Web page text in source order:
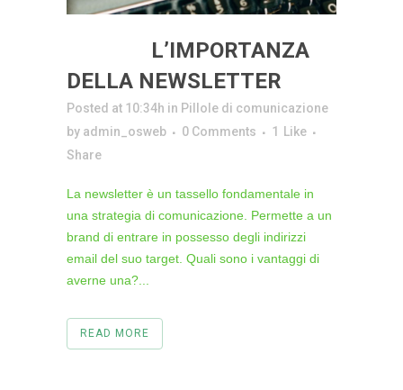
L’IMPORTANZA
DELLA NEWSLETTER
Posted at 10:34h in Pillole di comunicazione
by admin_osweb 0 Comments 1
Like
Share
La newsletter è un tassello fondamentale in
una strategia di comunicazione. Permette a un
brand di entrare in possesso degli indirizzi
email del suo target. Quali sono i vantaggi di
averne una?...
READ MORE